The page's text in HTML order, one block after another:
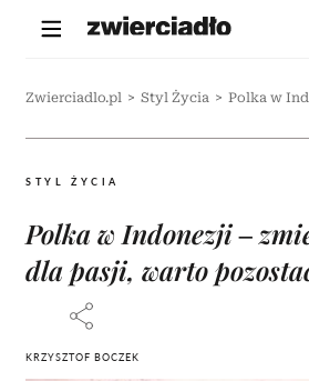
Zwierciadlo.pl > Styl Życia > Polka w
STYL ŻYCIA
Polka w Indonezji –
dla pasji, warto
KRZYSZTOF BOCZEK